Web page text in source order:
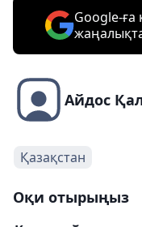
Google-
Айдос
Қазақстан
Оқи отырыңыз